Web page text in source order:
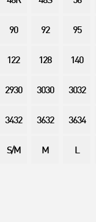
90 92 95
122 128 140
2930 3030 3032
3432 3632 3634
S/M M L